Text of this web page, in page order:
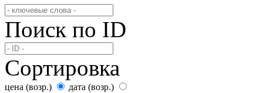
Поиск по ID
Сортировка
цена (возр.)
дата (возр.)